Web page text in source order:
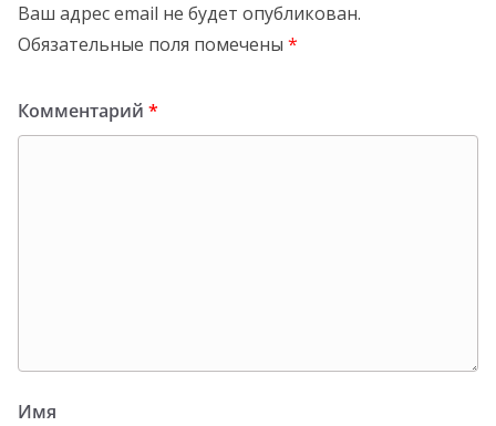
Ваш адрес email не будет опубликован.
Обязательные поля помечены *
Комментарий *
Имя